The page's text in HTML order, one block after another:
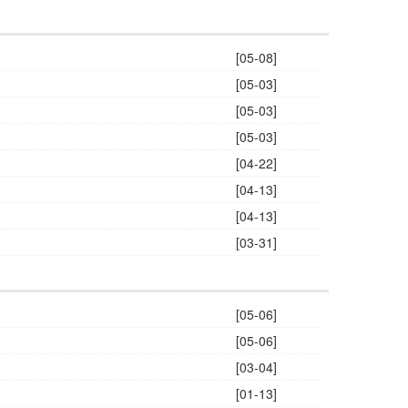
[05-08]
[05-03]
[05-03]
[05-03]
[04-22]
[04-13]
[04-13]
[03-31]
[05-06]
[05-06]
[03-04]
[01-13]